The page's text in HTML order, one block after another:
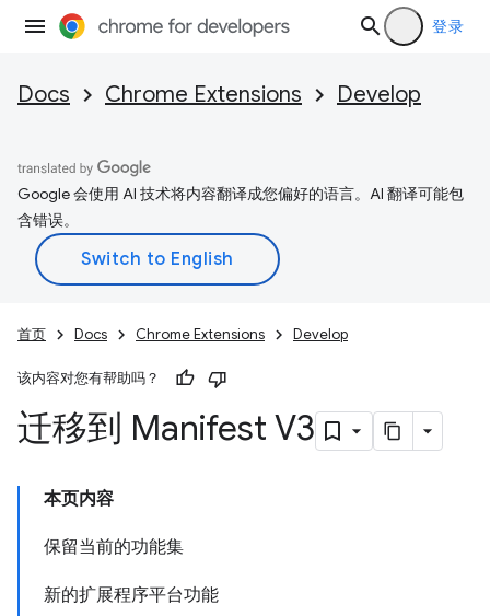
登录
Docs Chrome Extensions Develop
Google 会使用 AI 技术将内容翻译成您偏好的语言。AI 翻译可能包
含错误。
首页 Docs Chrome Extensions Develop
该内容对您有帮助吗？
迁移到 Manifest V3
本页内容
保留当前的功能集
新的扩展程序平台功能